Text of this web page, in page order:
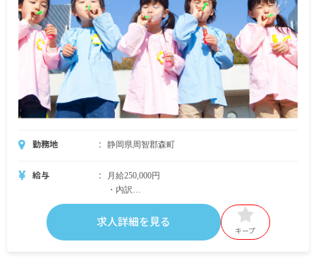
勤務地 静岡県周智郡森町
給与
月給250,000円
・内訳
基本給 150,000円
処遇改善手当 42,000円〜
固定残業代 30,000円（24時間相当分）※超過分
求人詳細を見る
キープ